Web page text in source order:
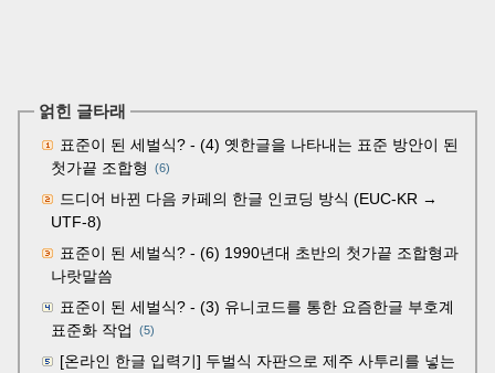
얽힌 글타래
표준이 된 세벌식? - (4) 옛한글을 나타내는 표준 방안이 된
첫가끝 조합형
(6)
드디어 바뀐 다음 카페의 한글 인코딩 방식 (EUC-KR →
UTF-8)
표준이 된 세벌식? - (6) 1990년대 초반의 첫가끝 조합형과
나랏말씀
표준이 된 세벌식? - (3) 유니코드를 통한 요즘한글 부호계
표준화 작업
(5)
[온라인 한글 입력기] 두벌식 자판으로 제주 사투리를 넣는